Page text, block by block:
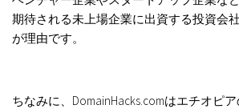
期待される未上場企業に出資する投資会
が理由です。
ちなみに、DomainHacks.comはエチオピ